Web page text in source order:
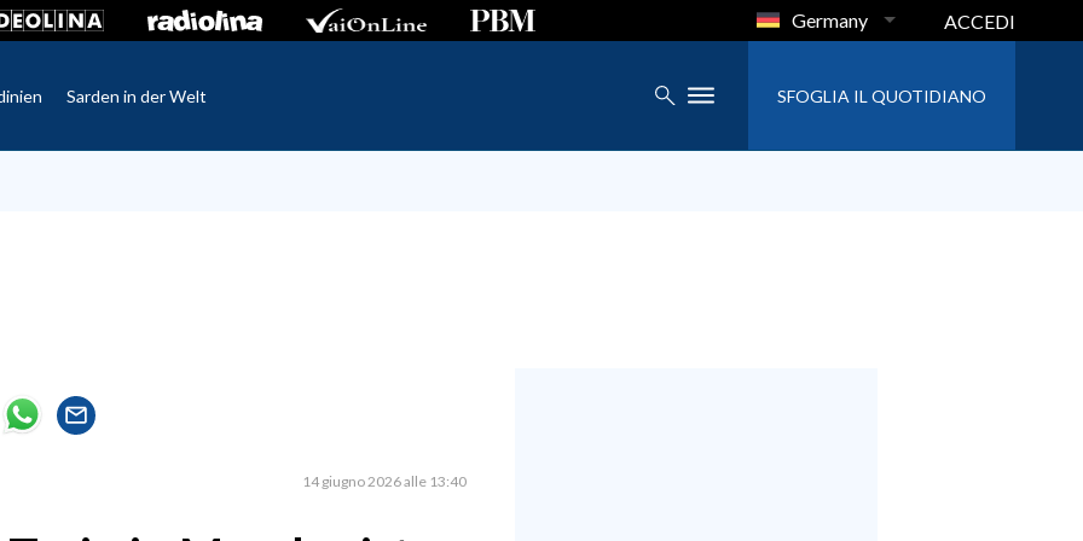
Germany ACCEDI
Sarden in der Welt SFOGLIA IL QUOTIDIANO
14 giugno 2026 alle 13:40